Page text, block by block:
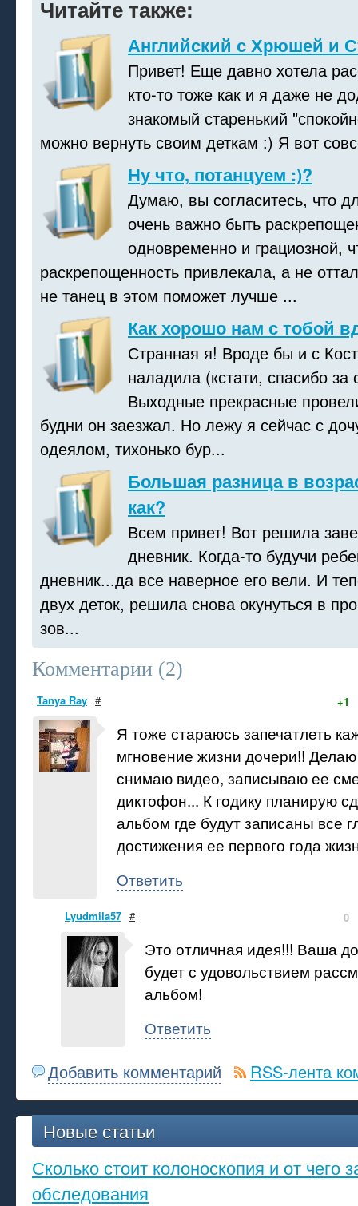
Читайте также:
Английский с Хрюшей и
Привет! Еще давно хотела
кто-то тоже как и я даже не
знакомый старенький
можно вернуть своим деткам :) Я вот
Ну что, потанцуем :)?
Думаю, вы согласитесь, что
очень важно быть
одновременно и грациозной,
раскрепощенность привлекала, а не
не танец в этом поможет лучше ...
Как хорошо нам с тобой
Странная я! Вроде бы и с
наладила (кстати, спасибо
Выходные прекрасные
будни он заезжал. Но лежу я сейчас с
одеялом, тихонько бур...
Большая разница в
как?
Всем привет! Вот решила
дневник. Когда-то будучи
дневник...да все наверное его вели. И
двух деток, решила снова окунуться в
зов...
Комментарии (2)
Tanya Ray # +1
Я тоже стараюсь запечатлеть
мгновение жизни дочери!!
снимаю видео, записываю ее
диктофон... К годику планирую
альбом где будут записаны все
достижения ее первого года
Ответить
Lyudmila57 # 0
Это отличная идея!!! Ваша
будет с удовольствием
альбом!
Ответить
Добавить комментарий RSS-лента
Новые статьи
Сколько стоит колоноскопия и от чего
обследования